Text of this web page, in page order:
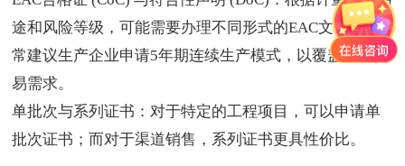
途和风险等级，可能需要办理不同形式的EAC文件。通
常建议生产企业申请5年期连续生产模式，以覆盖长期贸
易需求。
单批次与系列证书：对于特定的工程项目，可以申请单
批次证书；而对于渠道销售，系列证书更具性价比。